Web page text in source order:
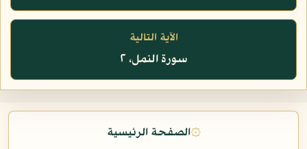
الآية التالية
سورة النمل، ٢
۞الصفحة الرئيسية